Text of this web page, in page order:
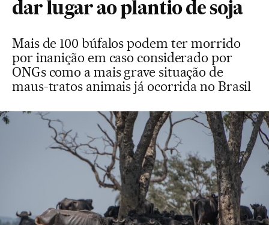
dar lugar ao plantio de soja
Mais de 100 búfalos podem ter morrido
por inanição em caso considerado por
ONGs como a mais grave situação de
maus-tratos animais já ocorrida no Brasil